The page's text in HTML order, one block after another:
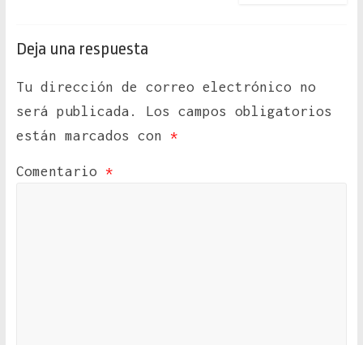
Deja una respuesta
Tu dirección de correo electrónico no
será publicada.
Los campos obligatorios
están marcados con *
Comentario *